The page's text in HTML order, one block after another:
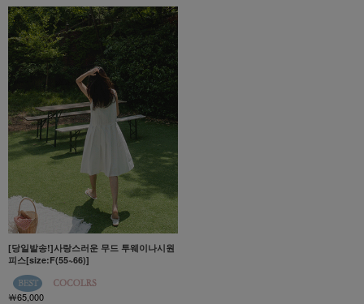
[당일발송!]사랑스러운 무드 투웨이나시원
피스[size:F(55~66)]
￦65,000